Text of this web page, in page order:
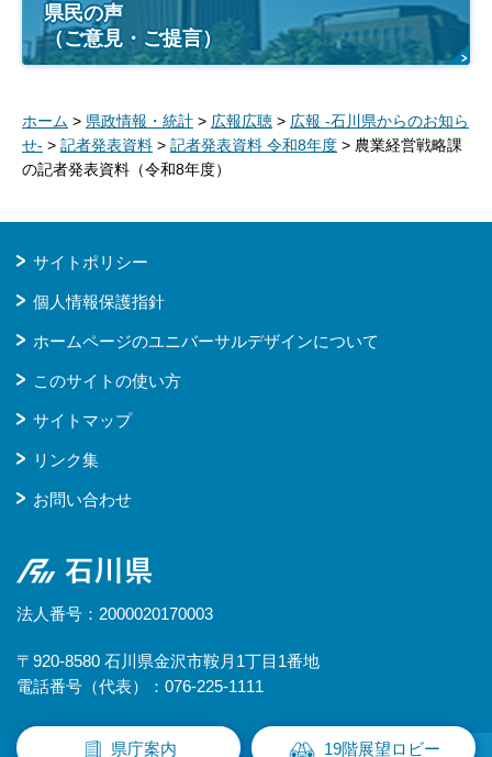
県民の声
（ご意見・ご提言）
ホーム > 県政情報・統計 > 広報広聴 > 広報 -石川県からのお知ら
せ- > 記者発表資料 > 記者発表資料 令和8年度 > 農業経営戦略課
の記者発表資料（令和8年度）
サイトポリシー
個人情報保護指針
ホームページのユニバーサルデザインについて
このサイトの使い方
サイトマップ
リンク集
お問い合わせ
石川県
法人番号：2000020170003
〒920-8580 石川県金沢市鞍月1丁目1番地
電話番号（代表）：076-225-1111
県庁案内 19階展望ロビー